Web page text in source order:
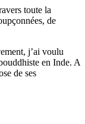
toute la
de
j’ai voulu
en Inde. A
de ses